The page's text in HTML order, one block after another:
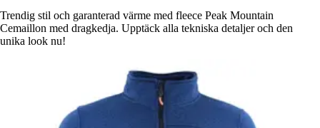
Trendig stil och garanterad värme med fleece Peak Mountain
Cemaillon med dragkedja. Upptäck alla tekniska detaljer och den
unika look nu!